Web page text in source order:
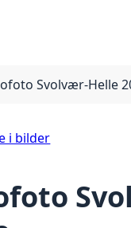
Svolvær-Helle
i bilder